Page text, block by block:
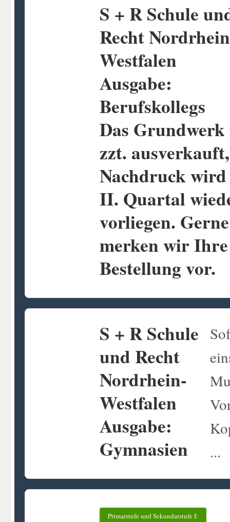
S + R Schule
Recht
Westfalen
Ausgabe:
Berufskollegs
Das Grundwerk
zzt.
Nachdruck
II. Quartal
vorliegen. Gerne
merken wir Ihre
Bestellung vor.
S + R Schule
und Recht
Nordrhein-
Westfalen
Ausgabe:
Gymnasien
...
Primarstufe und Sekundarstufe I: